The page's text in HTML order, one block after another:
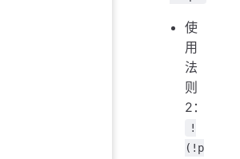
使
用
法
则
2：
!
(!p